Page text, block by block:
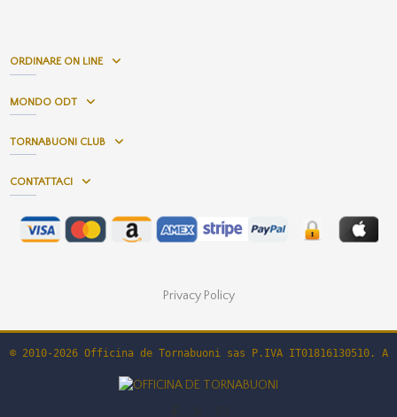
ORDINARE ON LINE
MONDO ODT
TORNABUONI CLUB
CONTATTACI
Privacy Policy
© 2010-2026 Officina de Tornabuoni sas P.IVA IT01816130510.